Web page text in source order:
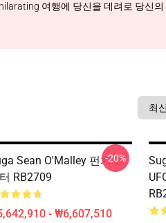
여행에 당신을 데려로 당신
Sean O'Malley 펀치 스
RB2709
- ₩6,607,510
-20%